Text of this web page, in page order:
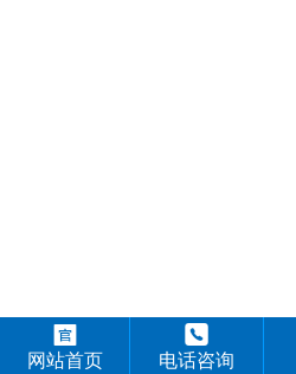

网站首页

电话咨询